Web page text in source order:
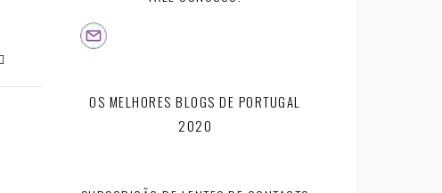
OS MELHORES BLOGS DE PORTUGAL
2020